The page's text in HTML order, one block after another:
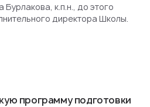
к.п.н., до этого
директора Школы.
программу подготовки